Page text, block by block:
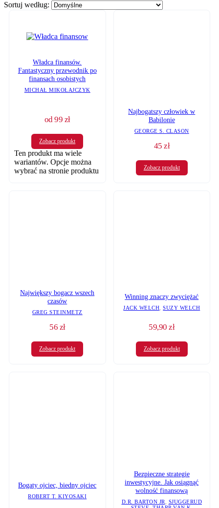
Sortuj według:
Władca finansów.
Fantastyczny przewodnik po
finansach osobistych
MICHAŁ MIKOŁAJCZYK
od99 zł
Zobacz produkt
Ten produkt ma wiele
wariantów. Opcje można
wybrać na stronie produktu
Najbogatszy człowiek w
Babilonie
GEORGE S. CLASON
45 zł
Zobacz produkt
Największy bogacz wszech
czasów
GREG STEINMETZ
56 zł
Zobacz produkt
Winning znaczy zwyciężać
JACK WELCH,SUZY WELCH
59,90zł
Zobacz produkt
Bogaty ojciec, biedny ojciec
ROBERT T. KIYOSAKI
Bezpieczne strategie
inwestycyjne. Jak osiągnąć
wolność finansową
D.R. BARTON JR
SJUGGERUD